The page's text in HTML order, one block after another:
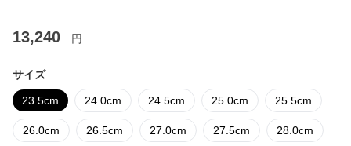
13,240 円
サイズ
23.5cm 24.0cm 24.5cm 25.0cm 25.5cm
26.0cm 26.5cm 27.0cm 27.5cm 28.0cm